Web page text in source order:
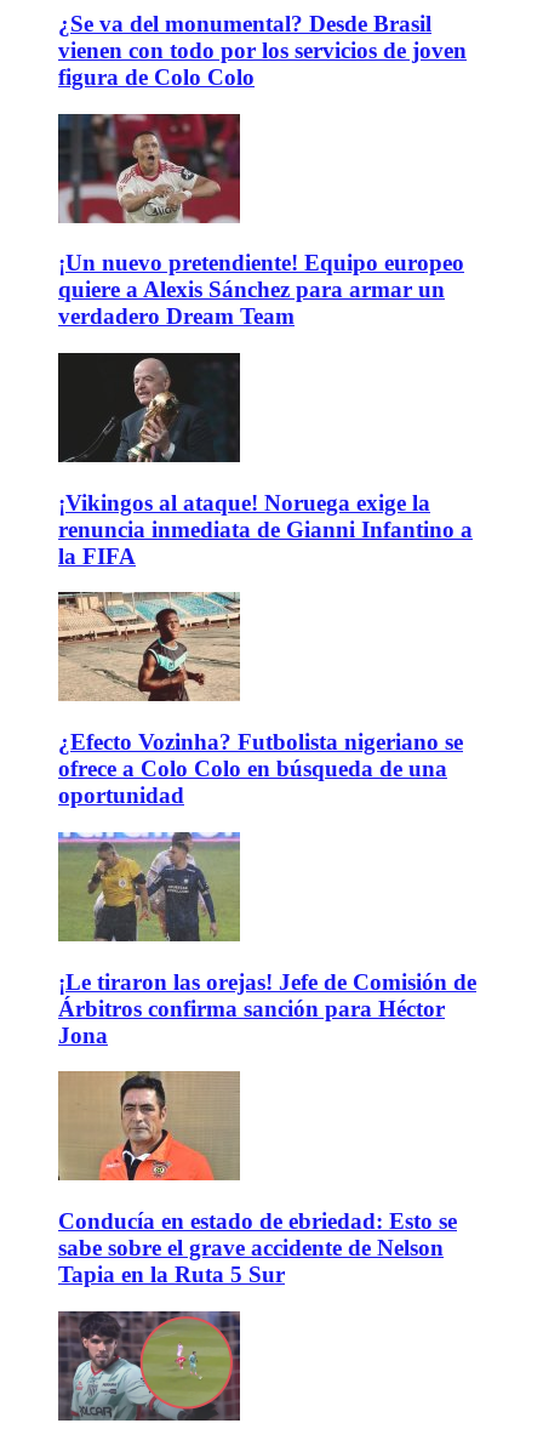
¿Se va del monumental? Desde Brasil
vienen con todo por los servicios de joven
figura de Colo Colo
¡Un nuevo pretendiente! Equipo europeo
quiere a Alexis Sánchez para armar un
verdadero Dream Team
¡Vikingos al ataque! Noruega exige la
renuncia inmediata de Gianni Infantino a
la FIFA
¿Efecto Vozinha? Futbolista nigeriano se
ofrece a Colo Colo en búsqueda de una
oportunidad
¡Le tiraron las orejas! Jefe de Comisión de
Árbitros confirma sanción para Héctor
Jona
Conducía en estado de ebriedad: Esto se
sabe sobre el grave accidente de Nelson
Tapia en la Ruta 5 Sur